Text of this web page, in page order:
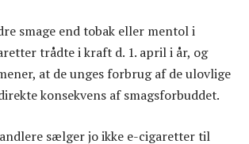
smage end tobak eller mentol i
trådte i kraft d. 1. april i år, og
at de unges forbrug af de ulovlige
konsekvens af smagsforbuddet.
sælger jo ikke e-cigaretter til